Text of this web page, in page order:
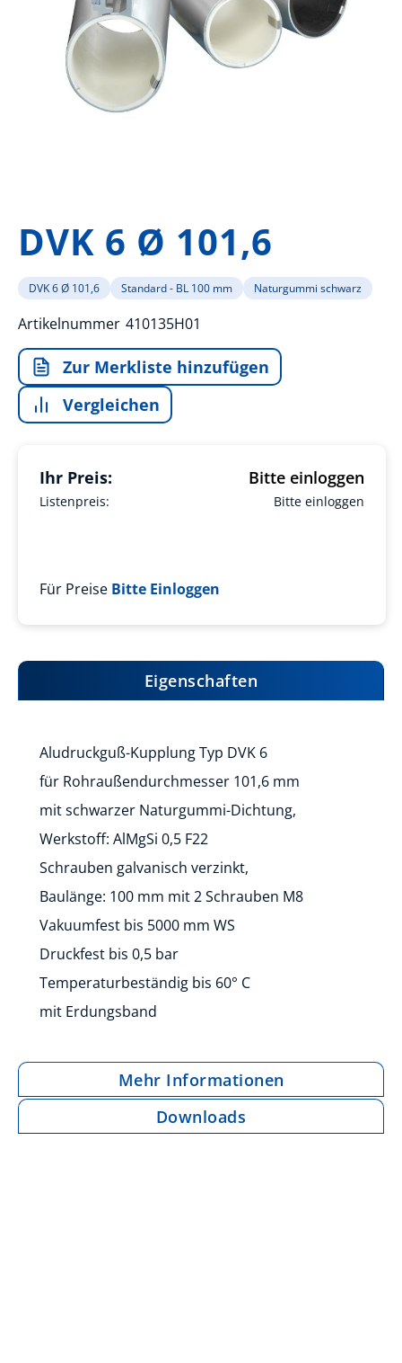
der
Bildergalerie
springen
DVK 6 Ø 101,6
DVK 6 Ø 101,6 Standard - BL 100 mm Naturgummi schwarz
Artikelnummer 410135H01
Zur Merkliste hinzufügen
Vergleichen
Listenpreis: Bitte einloggen
Ihr Preis: Bitte einloggen
Für Preise Bitte Einloggen
Eigenschaften
Aludruckguß-Kupplung Typ DVK 6
für Rohraußendurchmesser 101,6 mm
mit schwarzer Naturgummi-Dichtung,
Werkstoff: AlMgSi 0,5 F22
Schrauben galvanisch verzinkt,
Baulänge: 100 mm mit 2 Schrauben M8
Vakuumfest bis 5000 mm WS
Druckfest bis 0,5 bar
Temperaturbeständig bis 60° C
mit Erdungsband
Mehr Informationen
Downloads